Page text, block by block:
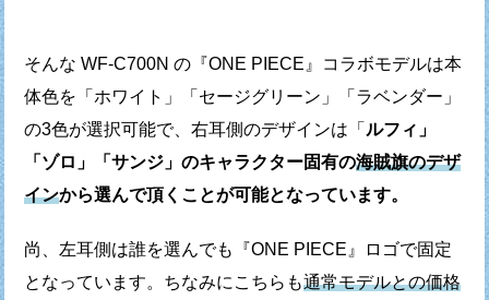
そんな WF-C700N の『ONE PIECE』コラボモデルは本
体色を「ホワイト」「セージグリーン」「ラベンダー」
の3色が選択可能で、 右耳側のデザインは「 ルフィ」
「 ゾロ 」「 サンジ」のキャラクター固有の海賊旗のデザ
インから選んで頂くことが可能となっています。
尚、左耳側は誰を選んでも『ONE PIECE』ロゴで固定
となっています。 ちなみにこちらも通常モデルとの価格